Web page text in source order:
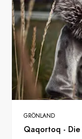
GRÖNLAND
Qaqortoq -